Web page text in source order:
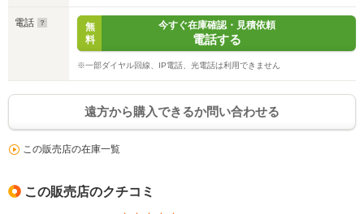
電話
無
料
今すぐ在庫確認・見積依頼
電話する
※一部ダイヤル回線、IP電話、光電話は利用できません
遠方から購入できるか問い合わせる
この販売店の在庫一覧
この販売店のクチコミ